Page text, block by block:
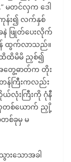
မတင်လှက ဒေါ
န်း၍ လက်နှစ်
ဖြုတ်ပေးလိုက်
န် ထွက်လာသည်။
ထိထိမိမိ ညှစ်၍
တွေ့ဓာတ်က တိုး
န်ကြီးကလည်း
လုံးကြီးကို ဂုံနီ
တစ်ယောက် ညှို့
တစ်ခုမှ မ
ားသောအခါ